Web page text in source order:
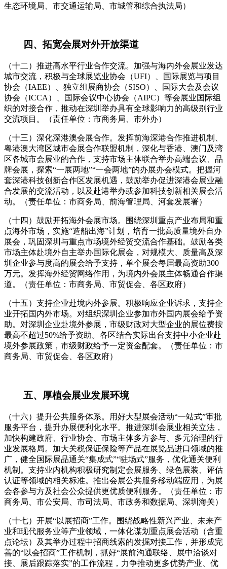
生态环境局、市交通运输局、市城管和综合执法局）
四、拓宽会展对外开放渠道
（十二）推进高水平行业合作交流。加强与海内外会展业发达
城市交流，积极与全球展览业协会（UFI）、国际展览与项目
协会（IAEE）、独立组展商协会（SISO）、国际大会及会议
协会（ICCA）、国际会议中心协会（AIPC）等会展业国际组
织的对接合作，推动在深圳举办具有全球影响力的高级别行业
交流项目。（责任单位：市商务局、市外办）
（十三）深化深港澳会展合作。发挥前海深港合作推进机制、
粤港澳大湾区城市会展合作联盟机制，深化与香港、澳门及湾
区各城市会展业的合作，支持市场主体联合举办高端会议、品
牌会展，探索“一展两地”“一会两地”的办展办会模式。把握河
套深港科技创新合作区发展机遇，鼓励举办促进深港会展业融
合发展的交流活动，以及赴港举办或参加科技创新相关展会活
动。（责任单位：市商务局、前海管理局、河套发展署）
（十四）鼓励开拓海外会展市场。围绕深圳重点产业布局和重
点海外市场，实施“造船出海”计划，培育一批高质量境外自办
展会，巩固深圳与重点市场境外经贸交流合作基础。鼓励各类
市场主体赴境外自主举办国际化展会，对规模大、质量高及深
圳企业参与度高的展会给予支持，单个展会每届最高资助300
万元。发挥海外经贸网络作用，为境内外会展主体畅通合作渠
道。（责任单位：市商务局、市贸促会、各区政府）
（十五）支持企业赴境内外参展。积极响应企业诉求，支持企
业开拓国内外市场。对组织深圳企业参加市外国内展会给予资
助。对深圳企业赴境外参展，市级财政对大型企业的展位费按
最高不超过50%给予资助。各区结合实际出台支持中小企业赴
境外参展政策，市级财政给予一定资金配套。（责任单位：市
商务局、市贸促会、各区政府）
五、厚植会展业发展环境
（十六）提升公共服务体系。用好大型展会活动“一站式”审批
服务平台，提升办展便利化水平。推进深圳会展业相关立法，
加快构建政府、行业协会、市场主体多方参与、多元治理的行
业发展格局。加大关税保证保险等产品在展览品进口领域的推
广，健全国际展品通关“集成式”“驻场式”服务，优化通关便利
机制。支持业内机构积极研究制定会展服务、绿色展装、评估
认证等领域的相关标准。推出会展公共服务移动端应用，为展
会各参与方及社会公众提供更优质便利服务。（责任单位：市
商务局、市公安局、市司法局、市政务和数据局、深圳海关）
（十七）开展“以展招商”工作。围绕战略性新兴产业、未来产
业和现代服务业等产业领域，一体化谋划重点展会活动（含重
点论坛）及其举办过程中招商线索的发掘对接工作，并形成完
善的“以会招商”工作机制，抓好“展前沟通联络、展中洽谈对
接、展后跟踪落实”的工作流程，力争推动更多优势产业、优